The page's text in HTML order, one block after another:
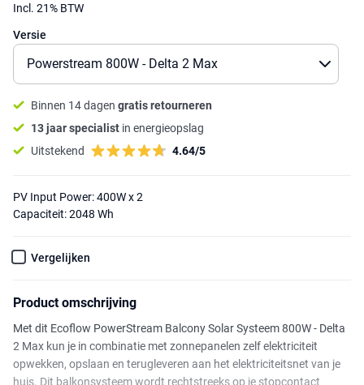
Incl. 21% BTW
Versie
Binnen 14 dagen gratis retourneren
13 jaar specialist in energieopslag
Uitstekend
4.64/5
PV Input Power: 400W x 2
Capaciteit: 2048 Wh
Vergelijken
Product omschrijving
Met dit Ecoflow PowerStream Balcony Solar Systeem 800W - Delta
2 Max kun je in combinatie met zonnepanelen zelf elektriciteit
opwekken, opslaan en terugleveren aan het elektriciteitsnet van je
huis. Dit balkonsysteem wordt rechtstreeks op je stopcontact